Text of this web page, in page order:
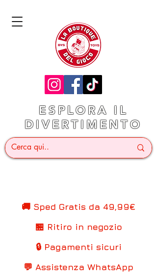
ESPLORA IL
DIVERTIMENTO
🚚 Sped Gratis da 49,99€
🏪 Ritiro in negozio
🔒 Pagamenti sicuri
💬 Assistenza WhatsApp